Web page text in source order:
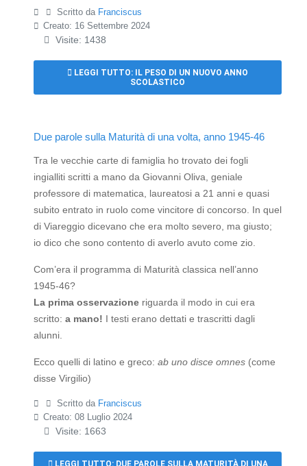
Scritto da Franciscus
Creato: 16 Settembre 2024
Visite: 1438
LEGGI TUTTO: IL PESO DI UN NUOVO ANNO
SCOLASTICO
Due parole sulla Maturità di una volta, anno 1945-46
Tra le vecchie carte di famiglia ho trovato dei fogli
ingialliti scritti a mano da Giovanni Oliva, geniale
professore di matematica, laureatosi a 21 anni e quasi
subito entrato in ruolo come vincitore di concorso. In quel
di Viareggio dicevano che era molto severo, ma giusto;
io dico che sono contento di averlo avuto come zio.
Com’era il programma di Maturità classica nell’anno
1945-46?
La prima osservazione riguarda il modo in cui era
scritto: a mano! I testi erano dettati e trascritti dagli
alunni.
Ecco quelli di latino e greco: ab uno disce omnes (come
disse Virgilio)
Scritto da Franciscus
Creato: 08 Luglio 2024
Visite: 1663
LEGGI TUTTO: DUE PAROLE SULLA MATURITÀ DI UNA